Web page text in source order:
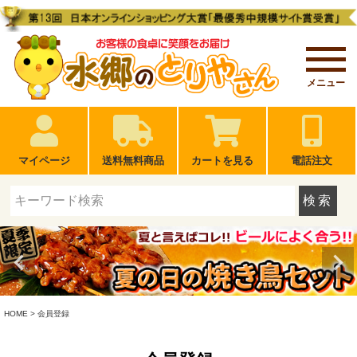
メニュー
マイページ 送料無料商品 カートを見る 電話注文
検索
HOME 会員登録